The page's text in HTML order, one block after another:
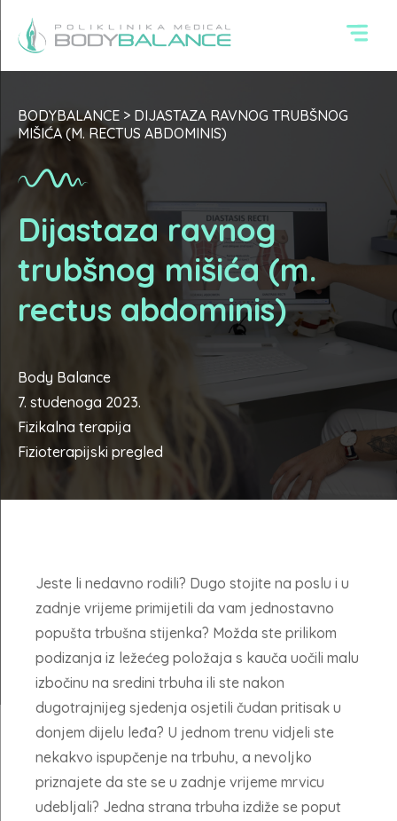
Dijastaza ravnog
trubšnog mišića (m.
rectus abdominis)
BODYBALANCE > DIJASTAZA RAVNOG TRUBŠNOG
MIŠIĆA (M. RECTUS ABDOMINIS)
Body Balance
7. studenoga 2023.
Fizikalna terapija
Fizioterapijski pregled
Jeste li nedavno rodili? Dugo stojite na poslu i u
zadnje vrijeme primijetili da vam jednostavno
popušta trbušna stijenka? Možda ste prilikom
podizanja iz ležećeg položaja s kauča uočili malu
izbočinu na sredini trbuha ili ste nakon
dugotrajnijeg sjedenja osjetili čudan pritisak u
donjem dijelu leđa? U jednom trenu vidjeli ste
nekakvo ispupčenje na trbuhu, a nevoljko
priznajete da ste se u zadnje vrijeme mrvicu
udebljali? Jedna strana trbuha izdiže se poput